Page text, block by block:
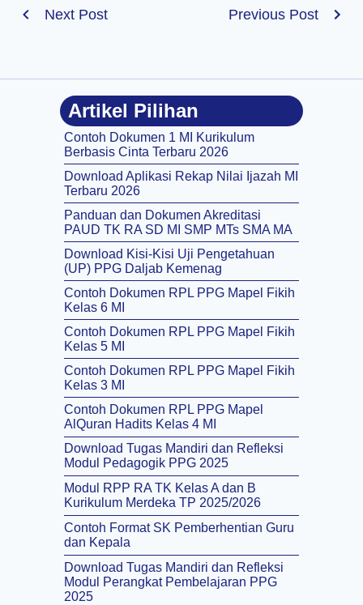
Next Post Previous Post
Artikel Pilihan
Contoh Dokumen 1 MI Kurikulum
Berbasis Cinta Terbaru 2026
Download Aplikasi Rekap Nilai Ijazah MI
Terbaru 2026
Panduan dan Dokumen Akreditasi
PAUD TK RA SD MI SMP MTs SMA MA
Download Kisi-Kisi Uji Pengetahuan
(UP) PPG Daljab Kemenag
Contoh Dokumen RPL PPG Mapel Fikih
Kelas 6 MI
Contoh Dokumen RPL PPG Mapel Fikih
Kelas 5 MI
Contoh Dokumen RPL PPG Mapel Fikih
Kelas 3 MI
Contoh Dokumen RPL PPG Mapel
AlQuran Hadits Kelas 4 MI
Download Tugas Mandiri dan Refleksi
Modul Pedagogik PPG 2025
Modul RPP RA TK Kelas A dan B
Kurikulum Merdeka TP 2025/2026
Contoh Format SK Pemberhentian Guru
dan Kepala
Download Tugas Mandiri dan Refleksi
Modul Perangkat Pembelajaran PPG
2025